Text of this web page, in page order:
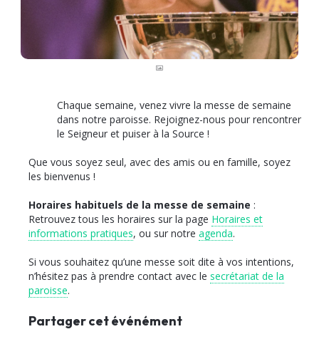
Chaque semaine, venez vivre la messe de semaine
dans notre paroisse. Rejoignez-nous pour rencontrer
le Seigneur et puiser à la Source !
Que vous soyez seul, avec des amis ou en famille, soyez
les bienvenus !
Horaires habituels de la messe de semaine :
Retrouvez tous les horaires sur la page Horaires et
informations pratiques, ou sur notre agenda.
Si vous souhaitez qu’une messe soit dite à vos intentions,
n’hésitez pas à prendre contact avec le secrétariat de la
paroisse.
Partager cet événément